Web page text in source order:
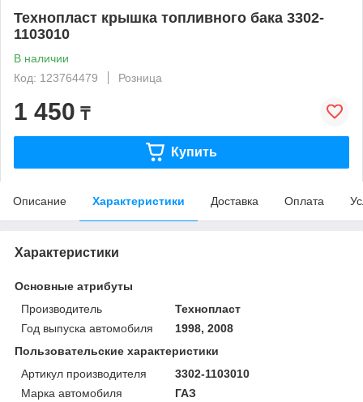
Технопласт крышка топливного бака 3302-
1103010
В наличии
Код: 123764479
Розница
1 450 ₸
Купить
Описание Характеристики Доставка Оплата
Характеристики
Основные атрибуты
Производитель
Технопласт
Год выпуска автомобиля
1998, 2008
Пользовательские характеристики
Артикул производителя
3302-1103010
Марка автомобиля
ГАЗ